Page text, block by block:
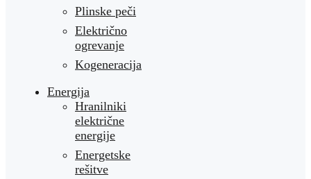
Plinske peči
Električno
ogrevanje
Kogeneracija
Energija
Hranilniki
električne
energije
Energetske
rešitve